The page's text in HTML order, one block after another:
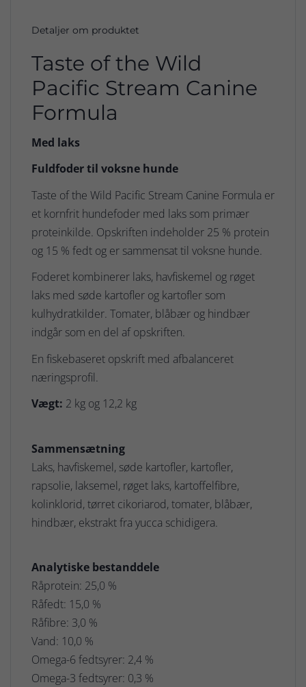
Detaljer om produktet
Taste of the Wild
Pacific Stream Canine
Formula
Med laks
Fuldfoder til voksne hunde
Taste of the Wild Pacific Stream Canine Formula er
et kornfrit hundefoder med laks som primær
proteinkilde. Opskriften indeholder 25 % protein
og 15 % fedt og er sammensat til voksne hunde.
Foderet kombinerer laks, havfiskemel og røget
laks med søde kartofler og kartofler som
kulhydratkilder. Tomater, blåbær og hindbær
indgår som en del af opskriften.
En fiskebaseret opskrift med afbalanceret
næringsprofil.
Vægt: 2 kg og 12,2 kg
Sammensætning
Laks, havfiskemel, søde kartofler, kartofler,
rapsolie, laksemel, røget laks, kartoffelfibre,
kolinklorid, tørret cikoriarod, tomater, blåbær,
hindbær, ekstrakt fra yucca schidigera.
Analytiske bestanddele
Råprotein: 25,0 %
Råfedt: 15,0 %
Råfibre: 3,0 %
Vand: 10,0 %
Omega-6 fedtsyrer: 2,4 %
Omega-3 fedtsyrer: 0,3 %